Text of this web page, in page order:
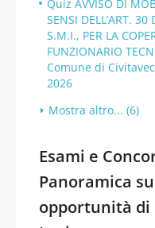
Quiz AVVISO DI
SENSI DELL’ART.
S.M.I., PER LA
FUNZIONARIO
Comune di
2026
Mostra altro... (6)
Esami e
Panoramica
opportunità di